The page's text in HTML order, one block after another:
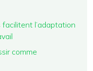
l’adaptation
comme